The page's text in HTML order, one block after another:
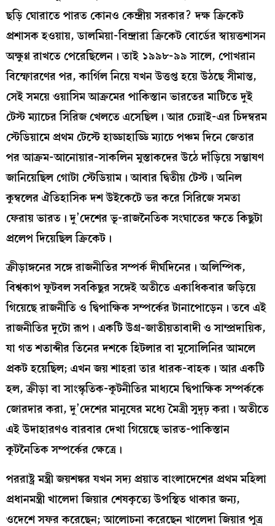
ছড়ি ঘোরাতে পারত কোনও কেন্দ্রীয় সরকার? দক্ষ ক্রিকেট
প্রশাসক হওয়ায়, ডালমিয়া-বিন্দ্রারা ক্রিকেট বোর্ডের স্বায়ত্তশাসন
অক্ষুণ্ণ রাখতে পেরেছিলেন। তাই ১৯৯৮-৯৯ সালে, পোখরান
বিস্ফোরণের পর, কার্গিল নিয়ে যখন উত্তপ্ত হয়ে উঠছে সীমান্ত,
সেই সময়ে ওয়াসিম আক্রমের পাকিস্তান ভারতের মাটিতে দুই
টেস্ট ম্যাচের সিরিজ খেলতে এসেছিল। আর চেন্নাই-এর চিদম্বরম
স্টেডিয়ামে প্রথম টেস্টে হাড্ডাহাড্ডি ম্যাচে পঞ্চম দিনে জেতার
পর আক্রম-আনোয়ার-সাকলিন মুস্তাকদের উঠে দাঁড়িয়ে সম্ভাষণ
জানিয়েছিল গোটা স্টেডিয়াম। আবার দ্বিতীয় টেস্ট। অনিল
কুম্বলের ঐতিহাসিক দশ উইকেটে ভর করে সিরিজে সমতা
ফেরায় ভারত। দু’দেশের ভূ-রাজনৈতিক সংঘাতের ক্ষতে কিছুটা
প্রলেপ দিয়েছিল ক্রিকেট।
ক্রীড়াঙ্গনের সঙ্গে রাজনীতির সম্পর্ক দীর্ঘদিনের। অলিম্পিক,
বিশ্বকাপ ফুটবল সবকিছুর সঙ্গেই অতীতে একাধিকবার জড়িয়ে
গিয়েছে রাজনীতি ও দ্বিপাক্ষিক সম্পর্কের টানাপোড়েন। তবে এই
রাজনীতির দুটো রূপ। একটি উগ্র-জাতীয়তাবাদী ও সাম্প্রদায়িক,
যা গত শতাব্দীর তিনের দশকে হিটলার বা মুসোলিনির আমলে
প্রকট হয়েছিল; এখন জয় শাহরা তার ধারক-বাহক। আর একটি
হল, ক্রীড়া বা সাংস্কৃতিক-কূটনীতির মাধ্যমে দ্বিপাক্ষিক সম্পর্ককে
জোরদার করা, দু’দেশের মানুষের মধ্যে মৈত্রী সুদৃঢ় করা। অতীতে
এই উদাহারণও বারবার দেখা গিয়েছে ভারত-পাকিস্তান
কূটনৈতিক সম্পর্কের ক্ষেত্রে।
পররাষ্ট্র মন্ত্রী জয়শঙ্কর যখন সদ্য প্রয়াত বাংলাদেশের প্রথম মহিলা
প্রধানমন্ত্রী খালেদা জিয়ার শেষকৃত্যে উপস্থিত থাকার জন্য,
ওদেশে সফর করেছেন; আলোচনা করেছেন খালেদা জিয়ার পুত্র